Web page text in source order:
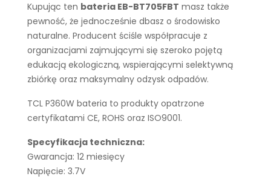
Kupując ten bateria EB-BT705FBT masz także
pewność, że jednocześnie dbasz o środowisko
naturalne. Producent ściśle współpracuje z
organizacjami zajmującymi się szeroko pojętą
edukacją ekologiczną, wspierającymi selektywną
zbiórkę oraz maksymalny odzysk odpadów.
TCL P360W bateria to produkty opatrzone
certyfikatami CE, ROHS oraz ISO9001.
Specyfikacja techniczna:
Gwarancja: 12 miesięcy
Napięcie: 3.7V